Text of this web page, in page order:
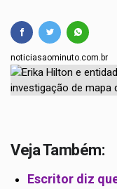
noticiasaominuto.com.br
Veja Também:
Escritor diz